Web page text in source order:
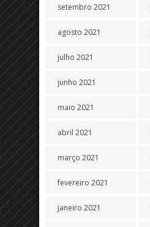
setembro 2021
agosto 2021
julho 2021
junho 2021
maio 2021
abril 2021
março 2021
fevereiro 2021
janeiro 2021